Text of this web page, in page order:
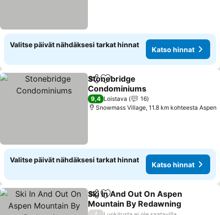
Valitse päivät nähdäksesi tarkat hinnat
Katso hinnat
Jaa Lisää suosikkeihin
Stonebridge
Condominiums
Katso hinnat
9,4 Loistava
16
Snowmass Village, 11.8 km kohteesta Aspen
Valitse päivät nähdäksesi tarkat hinnat
Katso hinnat
Jaa Lisää suosikkeihin
Ski In And Out On Aspen
Mountain By Redawning